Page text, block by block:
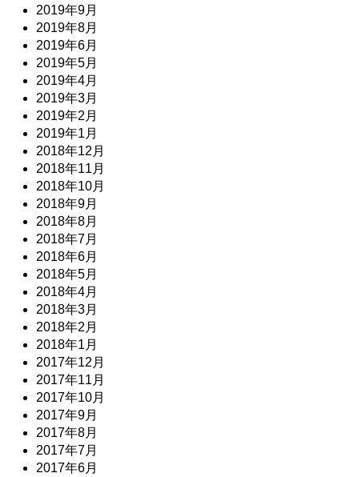
2019年9月
2019年8月
2019年6月
2019年5月
2019年4月
2019年3月
2019年2月
2019年1月
2018年12月
2018年11月
2018年10月
2018年9月
2018年8月
2018年7月
2018年6月
2018年5月
2018年4月
2018年3月
2018年2月
2018年1月
2017年12月
2017年11月
2017年10月
2017年9月
2017年8月
2017年7月
2017年6月